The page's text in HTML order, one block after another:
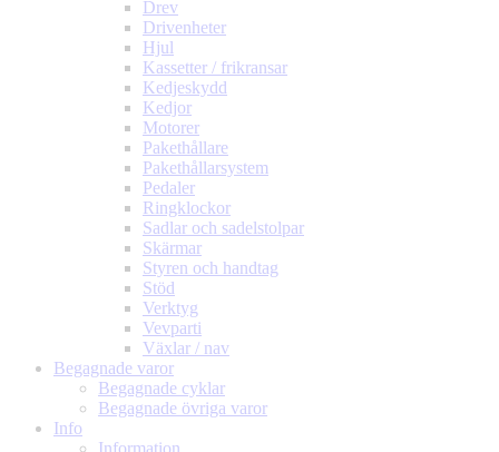
Drev
Drivenheter
Hjul
Kassetter / frikransar
Kedjeskydd
Kedjor
Motorer
Pakethållare
Pakethållarsystem
Pedaler
Ringklockor
Sadlar och sadelstolpar
Skärmar
Styren och handtag
Stöd
Verktyg
Vevparti
Växlar / nav
Begagnade varor
Begagnade cyklar
Begagnade övriga varor
Info
Information